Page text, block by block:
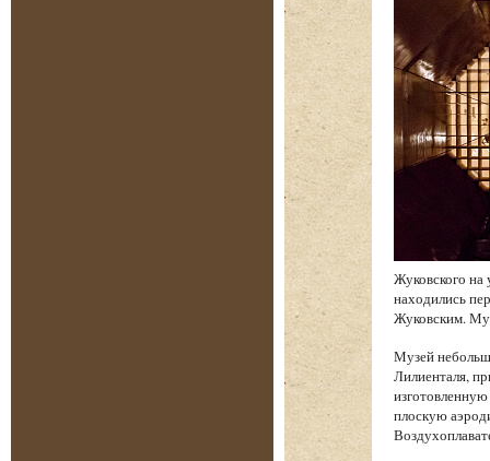
Жуковского на
находились
Жуковским.
Музей
Лилиенталя,
плоскую